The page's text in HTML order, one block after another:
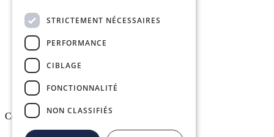
Ressources
Espace client DELTAPASS
Copyright © 2026. All rights reserved.
STRICTEMENT NÉCESSAIRES
PERFORMANCE
CIBLAGE
FONCTIONNALITÉ
NON CLASSIFIÉS